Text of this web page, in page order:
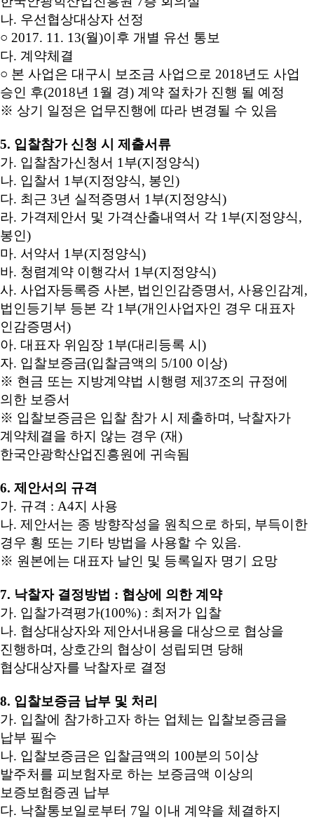
나. 우선협상대상자 선정
○ 2017. 11. 13(월)이후 개별 유선 통보
다. 계약체결
○ 본 사업은 대구시 보조금 사업으로 2018년도 사업
승인 후(2018년 1월 경) 계약 절차가 진행 될 예정
※ 상기 일정은 업무진행에 따라 변경될 수 있음
5. 입찰참가 신청 시 제출서류
가. 입찰참가신청서 1부(지정양식)
나. 입찰서 1부(지정양식, 봉인)
다. 최근 3년 실적증명서 1부(지정양식)
라. 가격제안서 및 가격산출내역서 각 1부(지정양식,
봉인)
마. 서약서 1부(지정양식)
바. 청렴계약 이행각서 1부(지정양식)
사. 사업자등록증 사본, 법인인감증명서, 사용인감계,
법인등기부 등본 각 1부(개인사업자인 경우 대표자
인감증명서)
아. 대표자 위임장 1부(대리등록 시)
자. 입찰보증금(입찰금액의 5/100 이상)
※ 현금 또는 지방계약법 시행령 제37조의 규정에
의한 보증서
※ 입찰보증금은 입찰 참가 시 제출하며, 낙찰자가
계약체결을 하지 않는 경우 (재)
한국안광학산업진흥원에 귀속됨
6. 제안서의 규격
가. 규격 : A4지 사용
나. 제안서는 종 방향작성을 원칙으로 하되, 부득이한
경우 횡 또는 기타 방법을 사용할 수 있음.
※ 원본에는 대표자 날인 및 등록일자 명기 요망
7. 낙찰자 결정방법 : 협상에 의한 계약
가. 입찰가격평가(100%) : 최저가 입찰
나. 협상대상자와 제안서내용을 대상으로 협상을
진행하며, 상호간의 협상이 성립되면 당해
협상대상자를 낙찰자로 결정
8. 입찰보증금 납부 및 처리
가. 입찰에 참가하고자 하는 업체는 입찰보증금을
납부 필수
나. 입찰보증금은 입찰금액의 100분의 5이상
발주처를 피보험자로 하는 보증금액 이상의
보증보험증권 납부
다. 낙찰통보일로부터 7일 이내 계약을 체결하지